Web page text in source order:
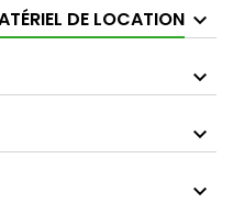
DE LOCATION